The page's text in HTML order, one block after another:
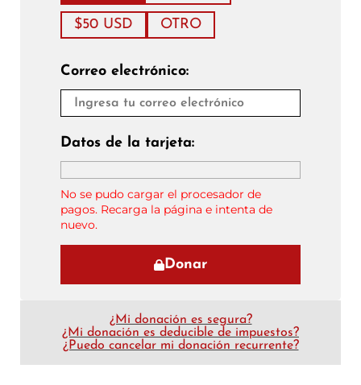
$50 USD OTRO
Correo electrónico:
Datos de la tarjeta:
No se pudo cargar el procesador de
pagos. Recarga la página e intenta de
nuevo.
Donar
¿Mi donación es segura?
¿Mi donación es deducible de impuestos?
¿Puedo cancelar mi donación recurrente?